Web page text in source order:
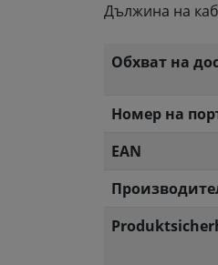
Дължина на
Обхват на
Номер на
EAN